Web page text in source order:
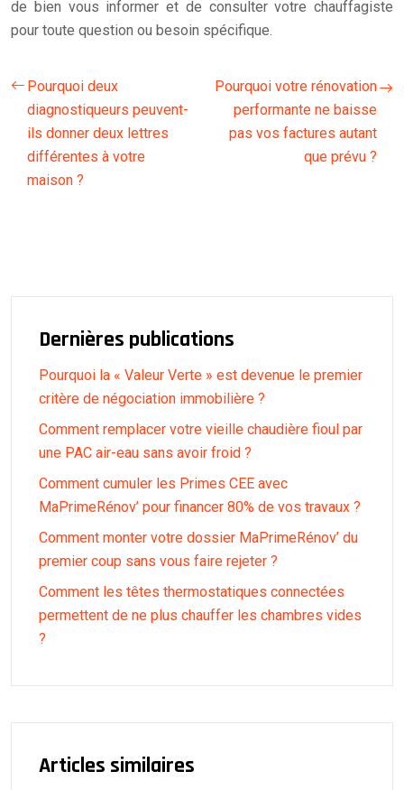
de bien vous informer et de consulter votre chauffagiste
pour toute question ou besoin spécifique.
Pourquoi deux
diagnostiqueurs peuvent-
ils donner deux lettres
différentes à votre
maison ?
Pourquoi votre rénovation
performante ne baisse
pas vos factures autant
que prévu ?
Dernières publications
Pourquoi la « Valeur Verte » est devenue le premier
critère de négociation immobilière ?
Comment remplacer votre vieille chaudière fioul par
une PAC air-eau sans avoir froid ?
Comment cumuler les Primes CEE avec
MaPrimeRénov’ pour financer 80% de vos travaux ?
Comment monter votre dossier MaPrimeRénov’ du
premier coup sans vous faire rejeter ?
Comment les têtes thermostatiques connectées
permettent de ne plus chauffer les chambres vides
?
Articles similaires